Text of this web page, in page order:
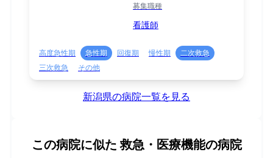
募集職種
看護師
高度急性期 急性期 回復期 慢性期
二次救急
三次救急
その他
新潟県の病院一覧を見る
この病院に似た 救急・医療機能の病院